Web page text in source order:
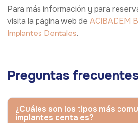
Para más información y para
visita la página web de ACIBADEM
Implantes Dentales.
Preguntas frecuentes
¿Cuáles son los tipos más
implantes dentales?